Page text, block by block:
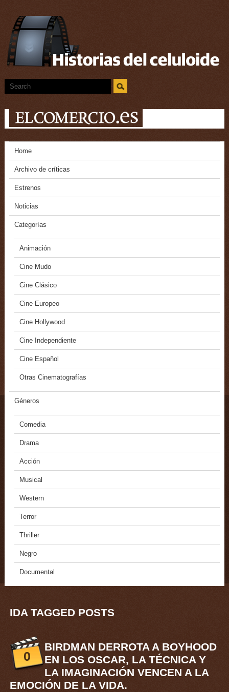
Home
Archivo de críticas
Estrenos
Noticias
Categorías
Animación
Cine Mudo
Cine Clásico
Cine Europeo
Cine Hollywood
Cine Independiente
Cine Español
Otras Cinematografías
Géneros
Comedia
Drama
Acción
Musical
Western
Terror
Thriller
Negro
Documental
IDA TAGGED POSTS
0
BIRDMAN DERROTA A BOYHOOD
EN LOS OSCAR, LA TÉCNICA Y
LA IMAGINACIÓN VENCEN A LA
EMOCIÓN DE LA VIDA.